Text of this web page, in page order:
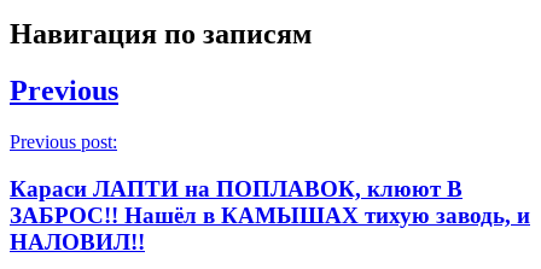
Навигация по записям
Previous
Previous post:
Караси ЛАПТИ на ПОПЛАВОК, клюют В
ЗАБРОС!! Нашёл в КАМЫШАХ тихую заводь, и
НАЛОВИЛ!!